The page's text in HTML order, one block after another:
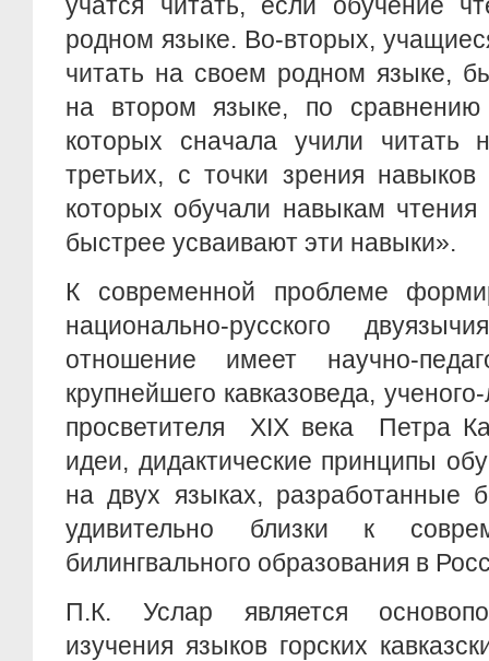
родном языке. Во-вторых,
читать на своем родном языке,
на втором языке, по
которых сначала учили читать
третьих, с точки зрения
которых обучали навыкам
быстрее усваивают эти навыки».
К современной проблеме
национально-русского
отношение имеет научно-
крупнейшего кавказоведа,
просветителя XIХ века Петра
идеи, дидактические принципы
на двух языках, разработанные
удивительно близки к
билингвального образования в
П.К. Услар является
изучения языков горских